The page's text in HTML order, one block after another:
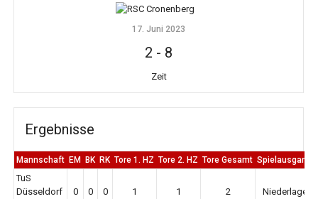
17. Juni 2023
2 - 8
Zeit
Ergebnisse
Mannschaft EM BK RK Tore 1. HZ Tore 2. HZ Tore Gesamt Spielausgang
TuS
Düsseldorf
0 0 0 1 1 2 Niederlage